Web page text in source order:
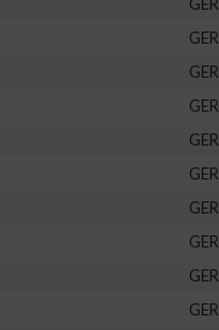
GER
GER
GER
GER
GER
GER
GER
GER
GER